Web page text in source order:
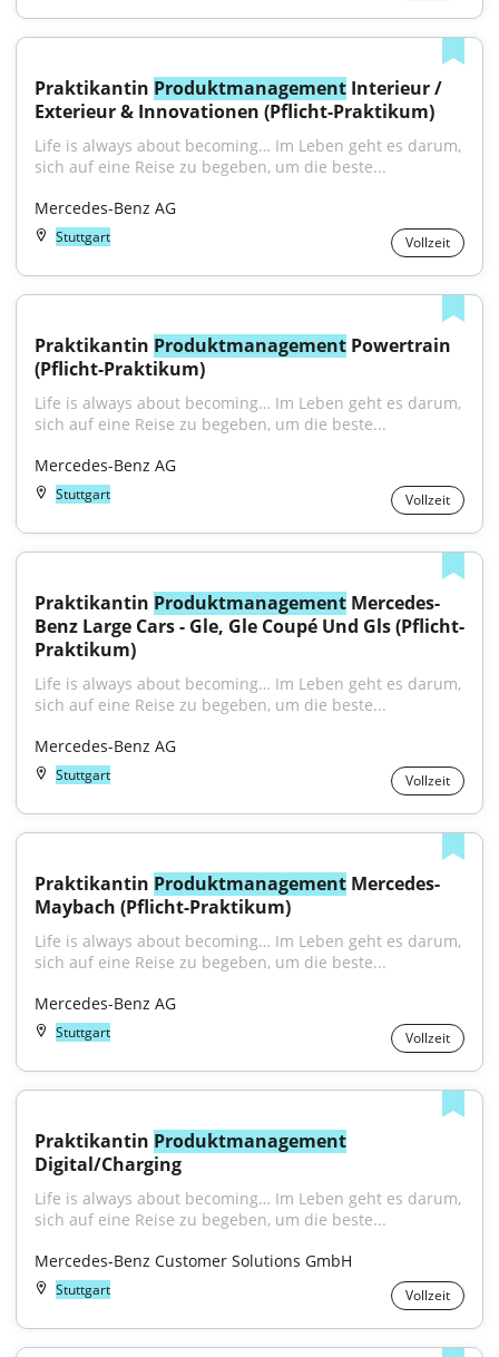
Praktikantin Produktmanagement Interieur /
Exterieur & Innovationen (Pflicht-Praktikum)
Life is always about becoming… Im Leben geht es darum,
sich auf eine Reise zu begeben, um die beste...
Mercedes-Benz AG
Stuttgart Vollzeit
Praktikantin Produktmanagement Powertrain
(Pflicht-Praktikum)
Life is always about becoming… Im Leben geht es darum,
sich auf eine Reise zu begeben, um die beste...
Mercedes-Benz AG
Stuttgart Vollzeit
Praktikantin Produktmanagement Mercedes-
Benz Large Cars - Gle, Gle Coupé Und Gls (Pflicht-
Praktikum)
Life is always about becoming… Im Leben geht es darum,
sich auf eine Reise zu begeben, um die beste...
Mercedes-Benz AG
Stuttgart Vollzeit
Praktikantin Produktmanagement Mercedes-
Maybach (Pflicht-Praktikum)
Life is always about becoming… Im Leben geht es darum,
sich auf eine Reise zu begeben, um die beste...
Mercedes-Benz AG
Stuttgart Vollzeit
Praktikantin Produktmanagement
Digital/Charging
Life is always about becoming… Im Leben geht es darum,
sich auf eine Reise zu begeben, um die beste...
Mercedes-Benz Customer Solutions GmbH
Stuttgart Vollzeit